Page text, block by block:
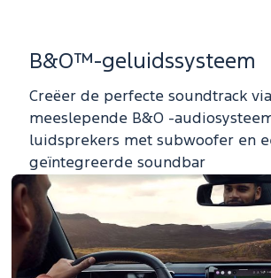
B&O™-geluidssysteem
Creëer de perfecte soundtrack
meeslepende B&O -
luidsprekers met subwoofer en
geïntegreerde soundbar